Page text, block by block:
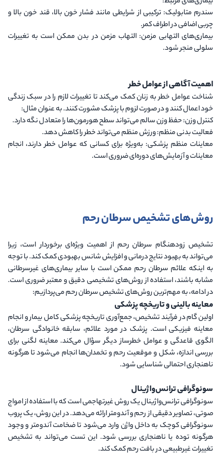
سندرم متابولیک: ترکیبی از شرایطی مانند فشار خون بالا، قند خون بالا و
چربی اضافی در اطراف کمر.
بیماری‌های التهابی مزمن: التهاب مزمن در بدن ممکن است به تغییرات
سلولی منجر شود.
اهمیت آگاهی از عوامل خطر
شناخت عوامل خطر به زنان کمک می‌کند تا تغییرات لازم را در سبک زندگی
خود اعمال کنند و در صورت لزوم با پزشک مشورت کنند. به عنوان مثال:
کنترل وزن: حفظ وزن سالم می‌تواند سطح هورمون‌ها را متعادل نگه دارد.
فعالیت بدنی منظم: ورزش منظم می‌تواند خطر را کاهش دهد.
معاینات منظم پزشکی: به‌ویژه برای کسانی که عوامل خطر دارند، انجام
معاینات و آزمایش‌های دوره‌ای ضروری است.
روش‌های تشخیص سرطان رحم
تشخیص زودهنگام سرطان رحم از اهمیت ویژه‌ای برخوردار است، زیرا
می‌تواند به بهبود نتایج درمانی و افزایش شانس بهبودی کمک کند. با توجه
به اینکه علائم سرطان رحم ممکن است با سایر بیماری‌های غیرسرطانی
مشابه باشند، استفاده از روش‌های تشخیصی دقیق و معتبر ضروری است.
در ادامه، به مهم‌ترین روش‌های تشخیص سرطان رحم می‌پردازیم:
معاینه بالینی و تاریخچه پزشکی
اولین گام در فرآیند تشخیص، جمع‌آوری تاریخچه پزشکی کامل بیمار و انجام
معاینه فیزیکی است. پزشک در مورد علائم، سابقه خانوادگی سرطان،
الگوی قاعدگی و عوامل خطرساز دیگر سؤال می‌کند. معاینه لگنی برای
بررسی اندازه، شکل و موقعیت رحم و تخمدان‌ها انجام می‌شود تا هرگونه
ناهنجاری احتمالی شناسایی شود.
سونوگرافی ترانس‌واژینال
سونوگرافی ترانس‌واژینال یک روش غیرتهاجمی است که با استفاده از امواج
صوتی، تصاویر دقیقی از رحم و آندومتر ارائه می‌دهد. در این روش، یک پروب
سونوگرافی کوچک به داخل واژن وارد می‌شود تا ضخامت آندومتر و وجود
هرگونه توده یا ناهنجاری بررسی شود. این تست می‌تواند به تشخیص
تغییرات غیرطبیعی در بافت رحم کمک کند.